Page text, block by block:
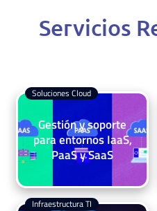
Servicios
Gestión y soporte
para entornos IaaS,
PaaS y SaaS
Soluciones Cloud
Infraestructura TI